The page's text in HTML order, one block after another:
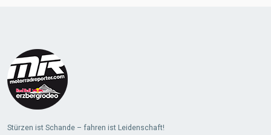
Stürzen ist Schande – fahren ist Leidenschaft!